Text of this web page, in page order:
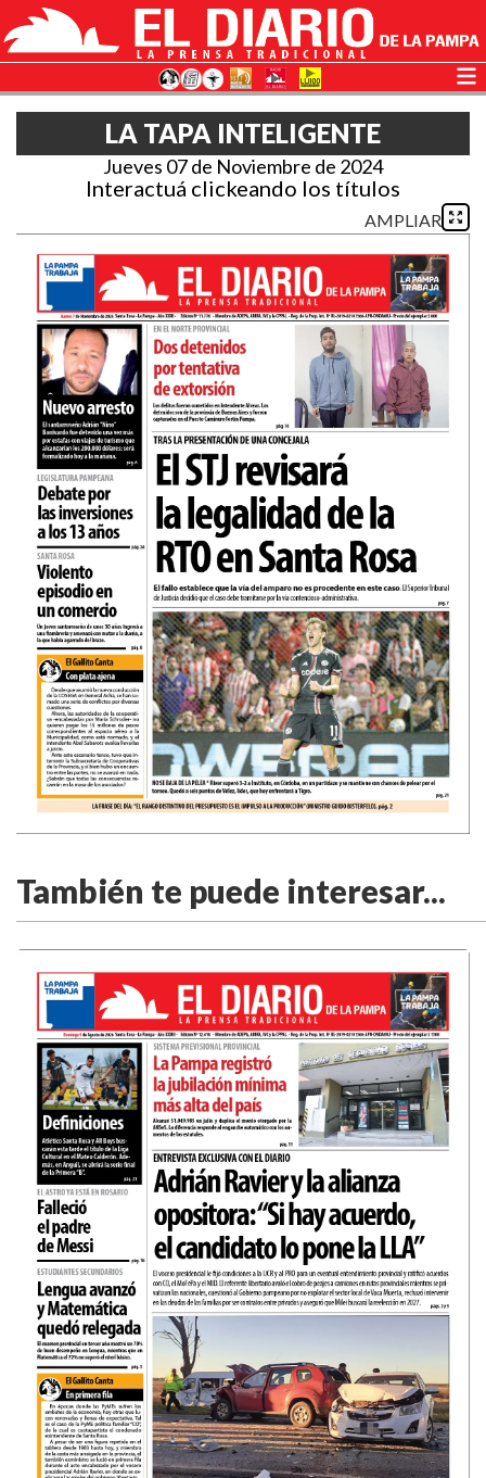
LA TAPA INTELIGENTE
Jueves 07 de Noviembre de 2024
Interactuá clickeando los títulos
AMPLIAR
También te puede interesar...